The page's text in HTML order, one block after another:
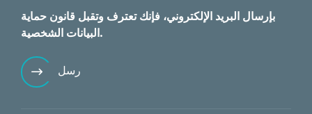
بإرسال البريد الإلكتروني، فإنك تعترف وتقبل قانون حماية
البيانات الشخصية.
رسل